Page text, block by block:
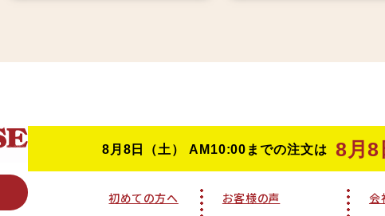
初めての方へ
お客様の声
会